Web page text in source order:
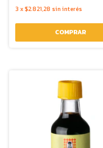
3 x $2.821,28 sin interés